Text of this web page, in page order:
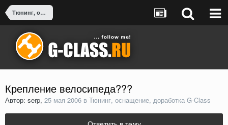
Тюнинг, оснащение, доработка G-Class
Крепление велосипеда???
Автор: serp, 25 мая 2006 в Тюнинг, оснащение, доработка G-Class